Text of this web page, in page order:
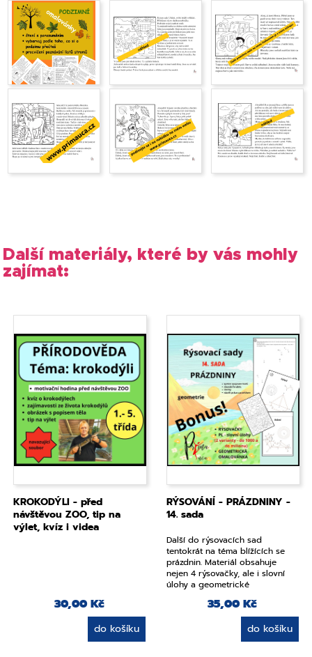
Další materiály, které by vás mohly
zajímat:
KROKODÝLI - před
návštěvou ZOO, tip na
výlet, kvíz i videa
30,00 Kč
do košíku
RÝSOVÁNÍ - PRÁZDNINY -
14. sada
Další do rýsovacích sad
tentokrát na téma blížících se
prázdnin. Materiál obsahuje
nejen 4 rýsovačky, ale i slovní
úlohy a geometrické
35,00 Kč
do košíku